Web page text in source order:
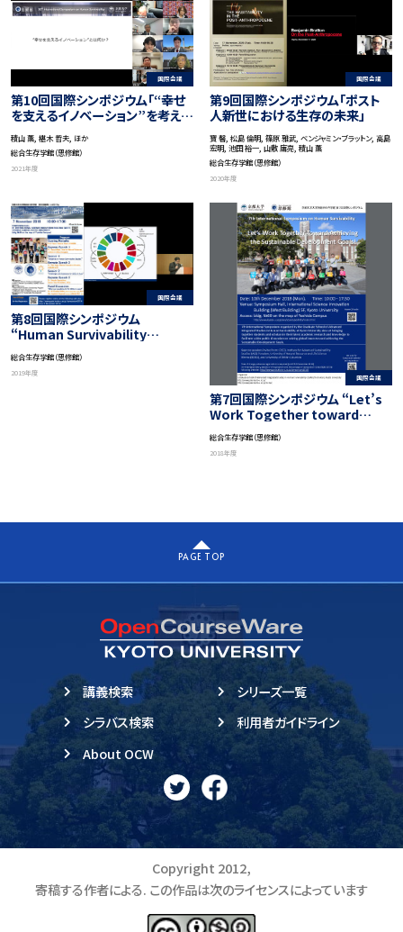
国際会議
第10回国際シンポジウム「“幸せ
を支えるイノベーション”を考え
る」
積山 薫, 椹木 哲夫, ほか
総合生存学館（思修館）
2021年度
国際会議
第9回国際シンポジウム「ポスト
人新世における生存の未来」
寶 馨, 松島 倫明, 篠原 雅武, ベンジャミン・ブラットン, 高島
宏明, 池田 裕一, 山敷 庸亮, 積山 薫
総合生存学館（思修館）
2020年度
国際会議
第8回国際シンポジウム
“Human Survivability
Studies (HSS) and the
Sustainable Development
Goals (SDGs) in Asia”
総合生存学館（思修館）
2019年度
国際会議
第7回国際シンポジウム “Let’s
Work Together toward
Achieving Sustainable
Development Goals”
総合生存学館（思修館）
2018年度
PAGE TOP
講義検索
シラバス検索
About OCW
シリーズ一覧
利用者ガイドライン
Copyright 2012,
寄稿する作者による. この作品は次のライセンスによっています